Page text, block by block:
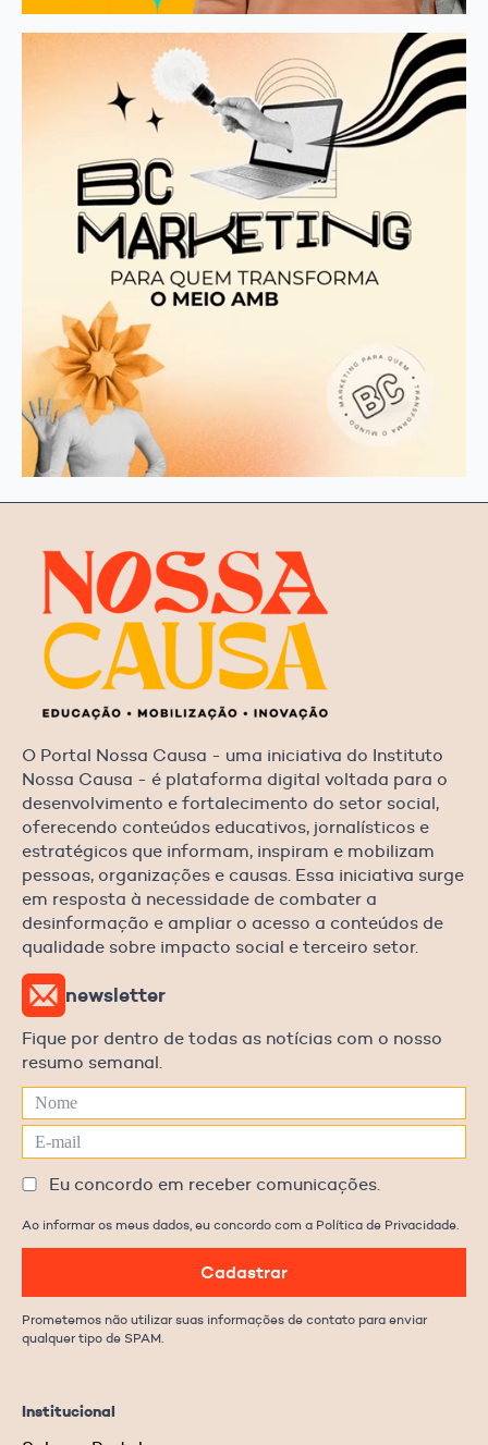
O Portal Nossa Causa - uma iniciativa do Instituto
Nossa Causa - é plataforma digital voltada para o
desenvolvimento e fortalecimento do setor social,
oferecendo conteúdos educativos, jornalísticos e
estratégicos que informam, inspiram e mobilizam
pessoas, organizações e causas. Essa iniciativa surge
em resposta à necessidade de combater a
desinformação e ampliar o acesso a conteúdos de
qualidade sobre impacto social e terceiro setor.
Institucional
newsletter
Fique por dentro de todas as notícias com o nosso
resumo semanal.
Eu concordo em receber comunicações.
Ao informar os meus dados, eu concordo com a Política de Privacidade.
Cadastrar
Prometemos não utilizar suas informações de contato para enviar
qualquer tipo de SPAM.